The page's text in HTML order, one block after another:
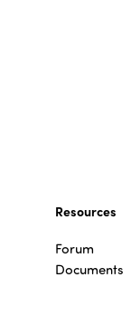
Resources
Forum
Documents